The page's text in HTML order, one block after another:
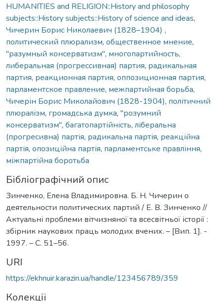
HUMANITIES and RELIGION::History and philosophy
subjects::History subjects::History of science and ideas,
Чичерин Борис Николаевич (1828–1904) ,
политический плюрализм, общественное мнение,
"разумный консерватизм", многопартийность,
либеральная (прогрессивная) партия, радикальная
партия, реакционная партия, оппозиционная партия,
парламентское правление, межпартийная борьба,
Чичерін Борис Миколайович (1828-1904), політичний
плюралізм, громадська думка, "розумний
консерватизм", багатопартійність, ліберальна
(прогресивна) партія, радикальна партія, реакційна
партія, опозиційна партія, парламентське правління,
міжпартійна боротьба
Бібліографічний опис
Зинченко, Елена Владимировна. Б. Н. Чичерин о
деятельности политических партий / Е. В. Зинченко //
Актуальні проблеми вітчизняної та всесвітньої історії :
збірник наукових праць молодих вчених. – [Вип. 1]. -
1997. – C. 51–56.
URI
https://ekhnuir.karazin.ua/handle/123456789/359
Колекції